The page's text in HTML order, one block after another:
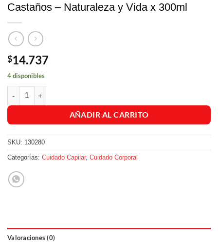
Castaños – Naturaleza y Vida x 300ml
$14.737
4 disponibles
Shampoo Protección Color Reflejos Castaños - Naturaleza y Vida x
AÑADIR AL CARRITO
SKU: 130280
Categorías: Cuidado Capilar, Cuidado Corporal
Valoraciones (0)